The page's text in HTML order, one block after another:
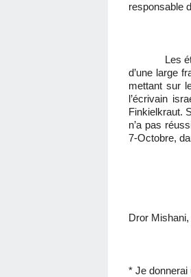
responsable
Les états
d’une large
mettant sur
l’écrivain
Finkielkraut.
n’a pas
7-Octobre,
Dror Mishani,
* Je donnerai